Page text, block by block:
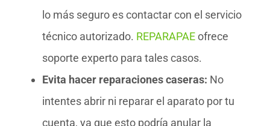
lo más seguro es contactar con el servicio
técnico autorizado. REPARAPAEofrece
soporte experto para tales casos.
Evita hacer reparaciones caseras: No
intentes abrir ni reparar el aparato por tu
cuenta, ya que esto podría anular la